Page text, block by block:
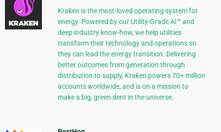
Kraken is the most-loved operating system for
energy. Powered by our Utility-Grade AI™ and
deep industry know-how, we help utilities
transform their technology and operations so
they can lead the energy transition. Delivering
better outcomes from generation through
distribution to supply, Kraken powers 70+ million
accounts worldwide, and is on a mission to
make a big, green dent in the universe.